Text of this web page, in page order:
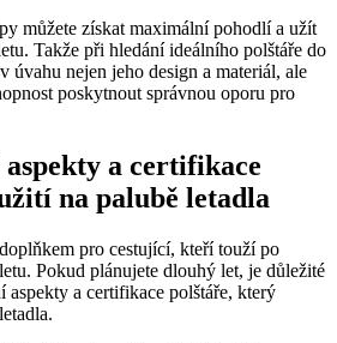
můžete ⁤získat​ maximální pohodlí⁤ a užít
⁢Takže při hledání ideálního polštáře do⁣
úvahu nejen jeho design a materiál, ale⁣
⁤poskytnout správnou oporu pro
aspekty a certifikace
‌na palubě ⁢letadla
pro cestující, kteří⁢ touží po
Pokud plánujete dlouhý⁢ let,⁣ je důležité
aspekty⁢ a certifikace polštáře, který